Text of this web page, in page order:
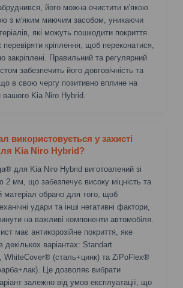
його можна очистити м'якою
з м'яким миючим засобом, уникаючи
які можуть пошкодити покриття.
кріплення, щоб переконатися,
закріплені. Правильний та регулярний
забезпечить його довговічність та
в свою чергу позитивно вплине на
вашого Kia Niro Hybrid.
використовується у захисті
Kia Niro Hybrid?
для Kia Niro Hybrid виготовлений зі
2 мм, що забезпечує високу міцність та
матеріал обрано для того, щоб
удари та інші негативні фактори,
на важливі компоненти автомобіля.
має антикорозійне покриття, яке
декількох варіантах: Standart
WhiteCover® (сталь+цинк) та ZiPoFlex®
Це дозволяє вибрати
залежно від умов експлуатації, що